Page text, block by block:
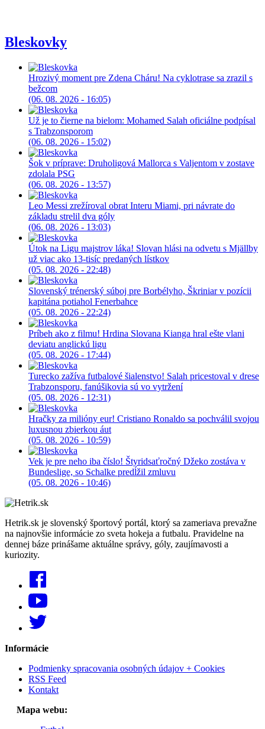
Bleskovky
Hrozivý moment pre Zdena Cháru! Na cyklotrase sa zrazil s
bežcom
(06. 08. 2026 - 16:05)
Už je to čierne na bielom: Mohamed Salah oficiálne podpísal
s Trabzonsporom
(06. 08. 2026 - 15:02)
Šok v príprave: Druholigová Mallorca s Valjentom v zostave
zdolala PSG
(06. 08. 2026 - 13:57)
Leo Messi zrežíroval obrat Interu Miami, pri návrate do
základu strelil dva góly
(06. 08. 2026 - 13:03)
Útok na Ligu majstrov láka! Slovan hlási na odvetu s Mjällby
už viac ako 13-tisíc predaných lístkov
(05. 08. 2026 - 22:48)
Slovenský trénerský súboj pre Borbélyho, Škriniar v pozícii
kapitána potiahol Fenerbahce
(05. 08. 2026 - 22:24)
Príbeh ako z filmu! Hrdina Slovana Kianga hral ešte vlani
deviatu anglickú ligu
(05. 08. 2026 - 17:44)
Turecko zažíva futbalové šialenstvo! Salah pricestoval v drese
Trabzonsporu, fanúšikovia sú vo vytržení
(05. 08. 2026 - 12:31)
Hračky za milióny eur! Cristiano Ronaldo sa pochválil svojou
luxusnou zbierkou áut
(05. 08. 2026 - 10:59)
Vek je pre neho iba číslo! Štyridsaťročný Džeko zostáva v
Bundeslige, so Schalke predĺžil zmluvu
(05. 08. 2026 - 10:46)
Hetrik.sk je slovenský športový portál, ktorý sa zameriava prevažne
na najnovšie informácie zo sveta hokeja a futbalu. Pravidelne na
dennej báze prinášame aktuálne správy, góly, zaujímavosti a
kuriozity.
Informácie
Podmienky spracovania osobných údajov + Cookies
RSS Feed
Kontakt
Mapa webu: